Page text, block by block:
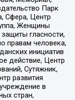
Парк
Сфера, Центр
Женщины
гласности,
правам человека,
инициатив
действие, Центр
Сутяжник,
развития
в
стран,